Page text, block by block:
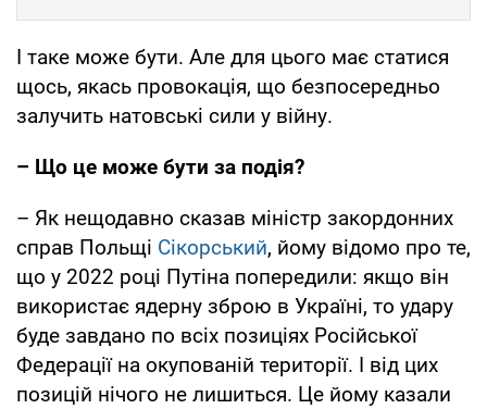
І таке може бути. Але для цього має статися
щось, якась провокація, що безпосередньо
залучить натовські сили у війну.
– Що це може бути за подія?
– Як нещодавно сказав міністр закордонних
справ Польщі Сікорський, йому відомо про те,
що у 2022 році Путіна попередили: якщо він
використає ядерну зброю в Україні, то удару
буде завдано по всіх позиціях Російської
Федерації на окупованій території. І від цих
позицій нічого не лишиться. Це йому казали